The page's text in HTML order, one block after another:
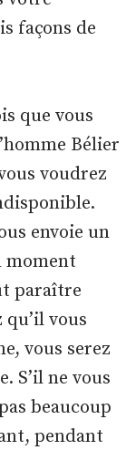
façons de
que vous
Bélier
voudrez
envoie un
moment
paraître
vous
vous serez
S’il ne vous
beaucoup
pendant